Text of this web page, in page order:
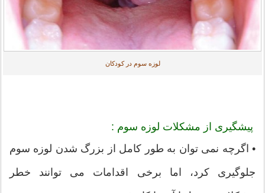
لوزه سوم در کودکان
پیشگیری از مشکلات لوزه سوم :
• اگرچه نمی توان به طور کامل از بزرگ شدن لوزه سوم
جلوگیری کرد، اما برخی اقدامات می توانند خطر